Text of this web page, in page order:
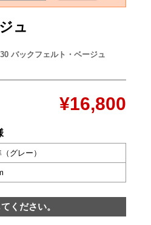
ュ
バックフェルト・ベージュ
¥16,800
グレー）
ください。